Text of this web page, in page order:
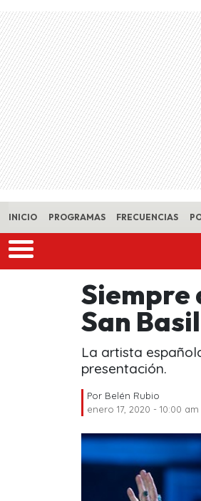
Skip to main content
INICIO PROGRAMAS FRECUENCIAS
Siempre
San
La artista
presentación.
Por Belén Rubio
enero 17, 2020 - 10:00 am